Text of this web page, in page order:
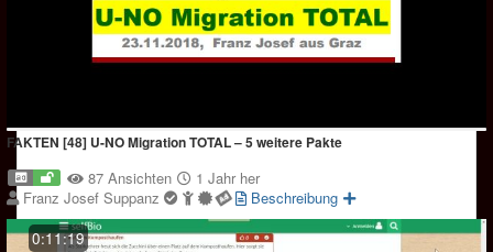
FAKTEN [48] U-NO Migration TOTAL – 5 weitere Pakte
87 Ansichten
1 Jahr her
Franz Josef Suppanz
Beschreibung
0:11:19